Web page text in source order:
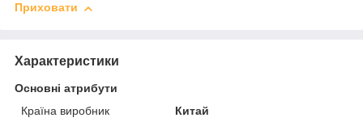
Приховати
Характеристики
Основні атрибути
Країна виробник
Китай